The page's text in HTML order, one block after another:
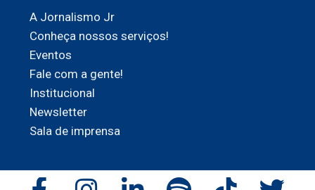
A Jornalismo Jr
Conheça nossos serviços!
Eventos
Fale com a gente!
Institucional
Newsletter
Sala de imprensa